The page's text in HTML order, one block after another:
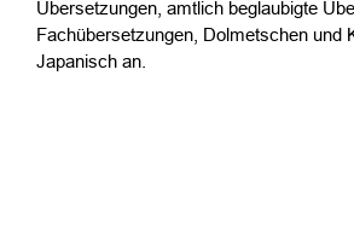
Übersetzungen, amtlich beglaubigte
Fachübersetzungen, Dolmetschen und
Japanisch an.